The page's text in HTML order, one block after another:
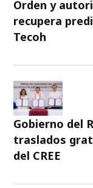
Orden y
recupera
Tecoh
Gobierno del
traslados
del CREE